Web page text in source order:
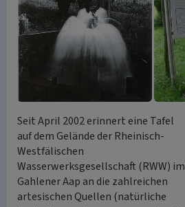
Seit April 2002 erinnert eine Tafel
auf dem Gelände der Rheinisch-
Westfälischen
Wasserwerksgesellschaft (RWW) im
Gahlener Aap an die zahlreichen
artesischen Quellen (natürliche